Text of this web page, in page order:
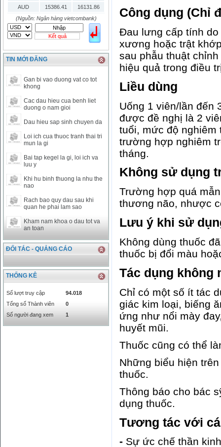
AUD
15386.41
16131.86
HKD
2906.04
3028.6
SGD
16755.29
17427.08
THB
666.2
786.99
CAD
17223.74
18058.21
CHF
23161.62
24283.77
INR
0
340.14
KWD
0
79758.97
MYR
NOK
0
2658.47
RMB
3272
1
SAR
0
6457
(Nguồn: Ngân hàng vietcombank)
Kết quả
TIN MỚI ĐĂNG
Gan bi vao duong vat co tot
khong
Cac dau hieu cua benh liet
duong o nam gioi
Dau hieu sap sinh chuyen da
Loi ich cua thuoc tranh thai tri
mun la gi
Bai tap kegel la gi, loi ich va
luu y
Khi hu binh thuong la nhu the
nao
Rach bao quy dau sau khi
quan he phai lam sao
Kham nam khoa o dau tot va
an toan
ĐỐI TÁC - QUẢNG CÁO
THỐNG KÊ
Số lượt truy cập
94.018
Tổng số Thành viên
0
Số người đang xem
1
Công dụng (Chỉ
Đau lưng cấp tính
xương hoặc trật
sau phẫu thuật
hiệu quả trong điều
Liều dùng
Uống 1 viên/lần đến
được đề nghị là 2
tuổi, mức độ nghiêm
trường hợp nghiêm
tháng.
Không sử dụng
Trường hợp quá
thương não, nhược
Lưu ý khi sử
Không dùng thuốc
thuốc bị đổi màu
Tác dụng không
Chỉ có một số ít tác
giác kim loại, biếng
ứng như nổi mày
huyết mũi.
Thuốc cũng có thể
Những biểu hiện
thuốc.
Thông báo cho bác
dụng thuốc.
Tương tác với
- Sự ức chế thần